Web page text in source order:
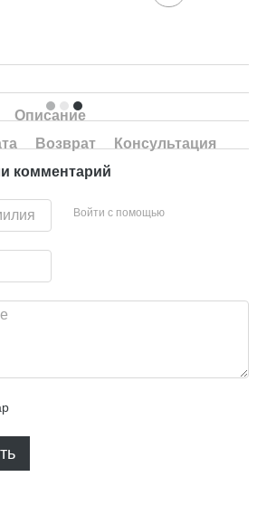
Описание
Возврат
Консультация
комментарий
Войти с помощью